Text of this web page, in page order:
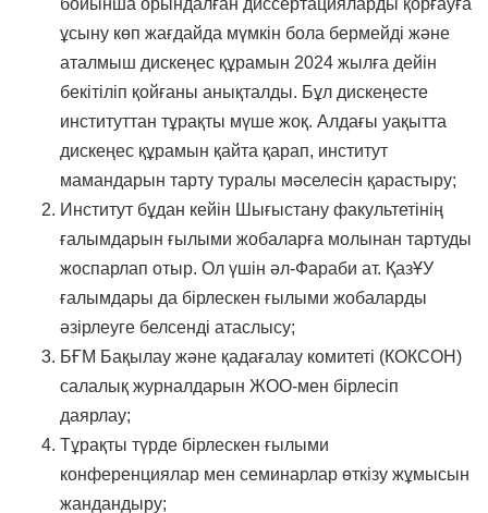
ұсыну көп жағдайда мүмкін бола бермейді және
аталмыш дискеңес құрамын 2024 жылға дейін
бекітіліп қойғаны анықталды. Бұл дискеңесте
институттан тұрақты мүше жоқ. Алдағы уақытта
дискеңес құрамын қайта қарап, институт
мамандарын тарту туралы мәселесін қарастыру;
Институт бұдан кейін Шығыстану факультетінің
ғалымдарын ғылыми жобаларға молынан тартуды
жоспарлап отыр. Ол үшін әл-Фараби ат. ҚазҰУ
ғалымдары да бірлескен ғылыми жобаларды
әзірлеуге белсенді атаслысу;
БҒМ Бақылау және қадағалау комитеті (КОКСОН)
салалық журналдарын ЖОО-мен бірлесіп
даярлау;
Тұрақты түрде бірлескен ғылыми
конференциялар мен семинарлар өткізу жұмысын
жандандыру;